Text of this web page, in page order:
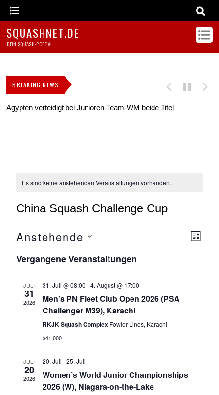
SQUASHNET.DE
DEIN SQUASH-PORTAL
BREAKING NEWS
Ägypten verteidigt bei Junioren-Team-WM beide Titel
Es sind keine anstehenden Veranstaltungen vorhanden.
China Squash Challenge Cup
L
Anstehende
a
Vergangene Veranstaltungen
JULI
31
2026
31. Juli @ 08:00 -4. August @ 17:00
Men’s PN Fleet Club Open 2026 (PSA
Challenger M39), Karachi
RKJK Squash Complex Fowler Lines, Karachi
$41.000
JULI
20
2026
20. Juli -25. Juli
Women’s World Junior Championships
2026 (W), Niagara-on-the-Lake